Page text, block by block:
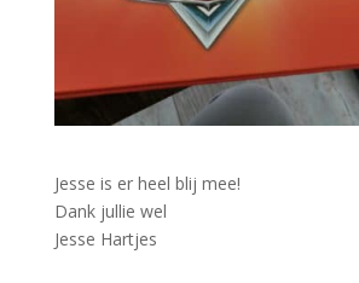
Jesse is er heel blij mee!
Dank jullie wel
Jesse Hartjes